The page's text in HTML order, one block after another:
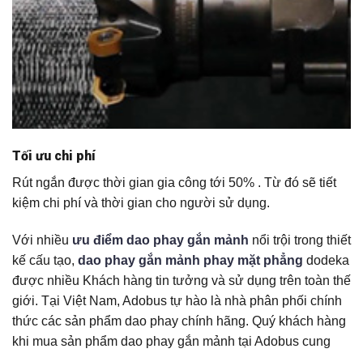
Tối ưu chi phí
Rút ngắn được thời gian gia công tới 50% . Từ đó sẽ tiết
kiệm chi phí và thời gian cho người sử dụng.
Với nhiều ưu điểm dao phay gắn mảnh nổi trội trong thiết
kế cấu tạo, dao phay gắn mảnh phay mặt phẳng dodeka
được nhiều Khách hàng tin tưởng và sử dụng trên toàn thế
giới. Tại Việt Nam, Adobus tự hào là nhà phân phối chính
thức các sản phẩm dao phay chính hãng. Quý khách hàng
khi mua sản phẩm dao phay gắn mảnh tại Adobus cung